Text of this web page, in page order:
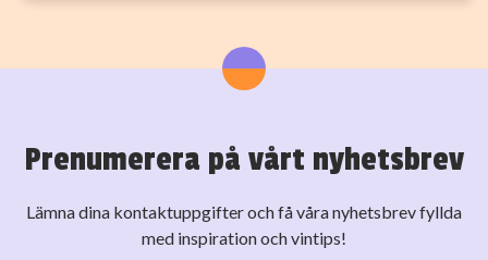
Prenumerera på vårt nyhetsbrev
Lämna dina kontaktuppgifter och få våra nyhetsbrev fyllda
med inspiration och vintips!